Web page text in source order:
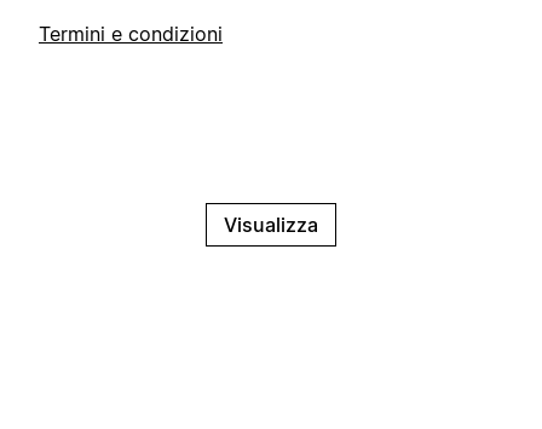
Termini e condizioni
Visualizza